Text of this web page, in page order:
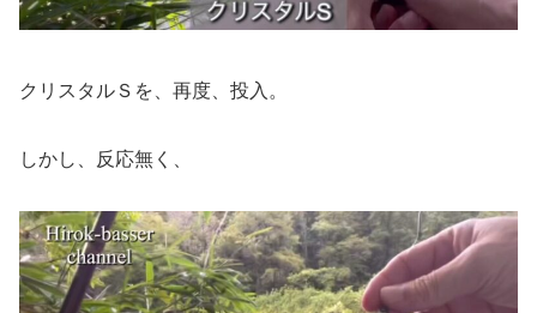
クリスタルＳを、再度、投入。
しかし、反応無く、